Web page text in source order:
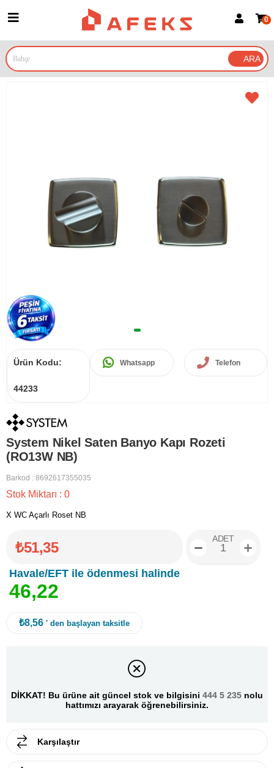
Google İle Bağlan
0
Ürün Kodu:
44233
Whatsapp Telefon
System Nikel Saten Banyo Kapı Rozeti
(RO13W NB)
Barkod : 8692617355035
Stok Miktarı : 0
X WC Açarlı Roset NB
₺51,35
Havale/EFT ile ödenmesi halinde
46,22
ADET
₺8,56 ' den başlayan taksitle
DİKKAT! Bu ürüne ait güncel stok ve bilgisini 444 5 235 nolu
hattımızı arayarak öğrenebilirsiniz.
Karşılaştır